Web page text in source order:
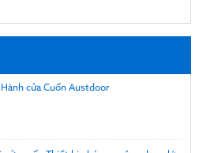
cửa Cuốn Austdoor